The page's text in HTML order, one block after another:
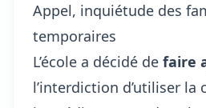
Appel, inquiétude des
temporaires
L’école a décidé de faire
l’interdiction d’utiliser la